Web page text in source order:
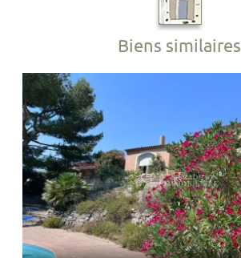
Biens similaires